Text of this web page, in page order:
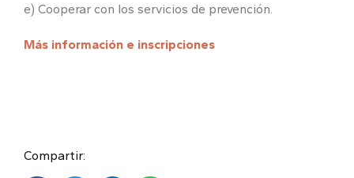
e) Cooperar con los servicios de prevención.
Más información e inscripciones
Compartir: